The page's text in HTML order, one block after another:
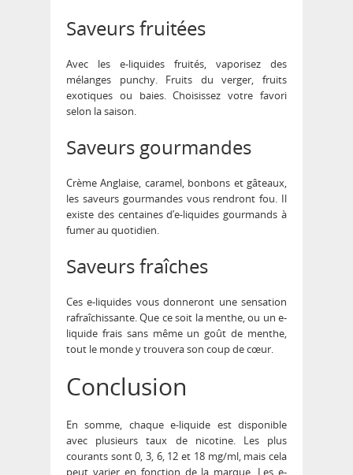
Saveurs fruitées
Avec les e-liquides fruités, vaporisez des
mélanges punchy. Fruits du verger, fruits
exotiques ou baies. Choisissez votre favori
selon la saison.
Saveurs gourmandes
Crème Anglaise, caramel, bonbons et gâteaux,
les saveurs gourmandes vous rendront fou. Il
existe des centaines d’e-liquides gourmands à
fumer au quotidien.
Saveurs fraîches
Ces e-liquides vous donneront une sensation
rafraîchissante. Que ce soit la menthe, ou un e-
liquide frais sans même un goût de menthe,
tout le monde y trouvera son coup de cœur.
Conclusion
En somme, chaque e-liquide est disponible
avec plusieurs taux de nicotine. Les plus
courants sont 0, 3, 6, 12 et 18 mg/ml, mais cela
peut varier en fonction de la marque. Les e-